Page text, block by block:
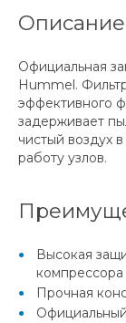
Описание
Официальная
Hummel.
эффективного
задерживает
чистый воздух
работу узлов.
Высокая
компрессора
Прочная